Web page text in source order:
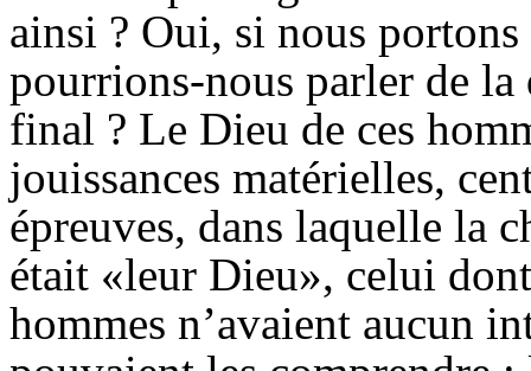
ainsi ? Oui, si nous
pourrions-nous parler de
final ? Le Dieu de ces
jouissances matérielles,
épreuves, dans laquelle la
était «leur Dieu», celui
hommes n’avaient aucun